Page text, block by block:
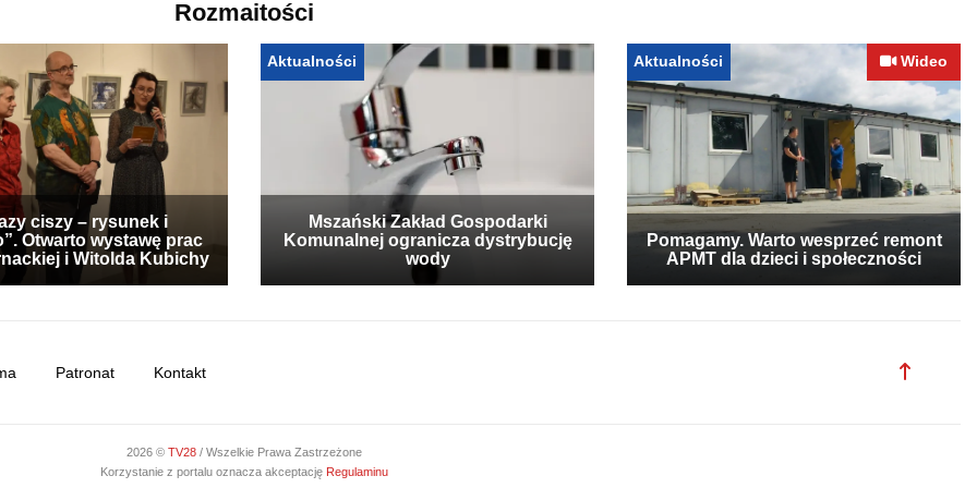
Rozmaitości
ciszy – rysunek i
Otwarto wystawę prac
i Witolda Kubichy
Aktualności
Mszański Zakład Gospodarki
Komunalnej ogranicza dystrybucję
wody
Aktualności Wideo
Pomagamy. Warto wesprzeć remont
APMT dla dzieci i społeczności
Patronat Kontakt
2026 © TV28 / Wszelkie Prawa Zastrzeżone
Korzystanie z portalu oznacza akceptację Regulaminu